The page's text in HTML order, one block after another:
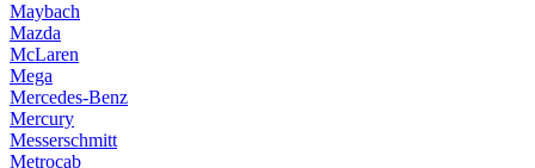
Maybach
Mazda
McLaren
Mega
Mercedes-Benz
Mercury
Messerschmitt
Metrocab